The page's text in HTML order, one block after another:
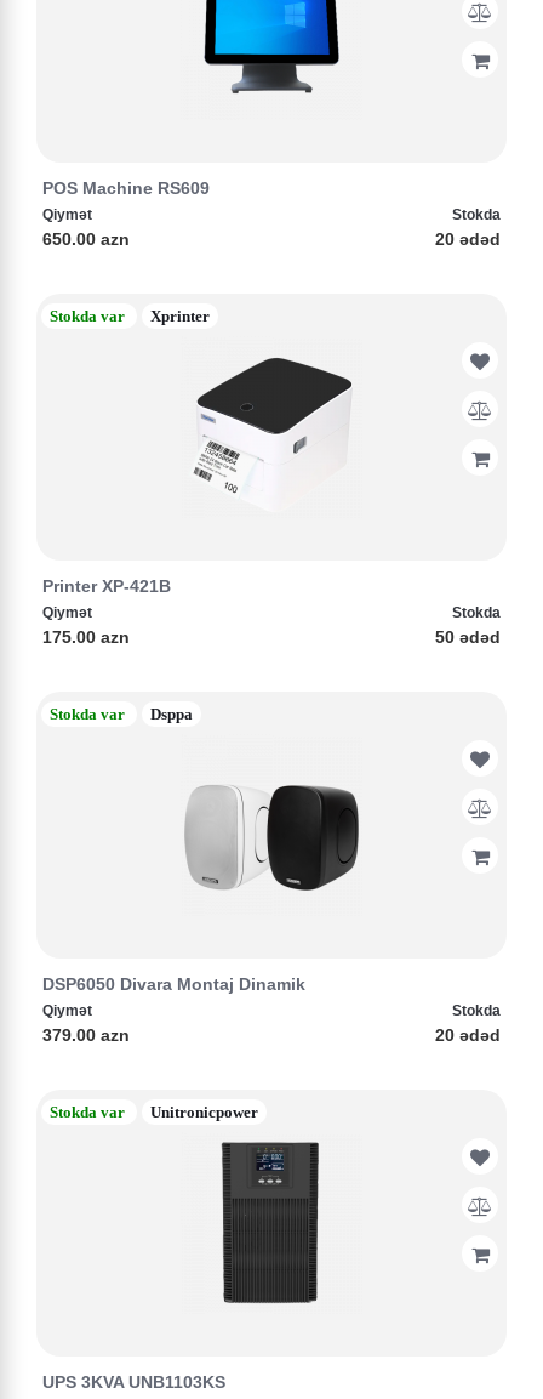
POS Machine RS609
Qiymət
650.00 azn
Stokda
20 ədəd
Stokda var Xprinter
Printer XP-421B
Qiymət
175.00 azn
Stokda
50 ədəd
Stokda var Dsppa
DSP6050 Divara Montaj Dinamik
Qiymət
379.00 azn
Stokda
20 ədəd
Stokda var Unitronicpower
UPS 3KVA UNB1103KS